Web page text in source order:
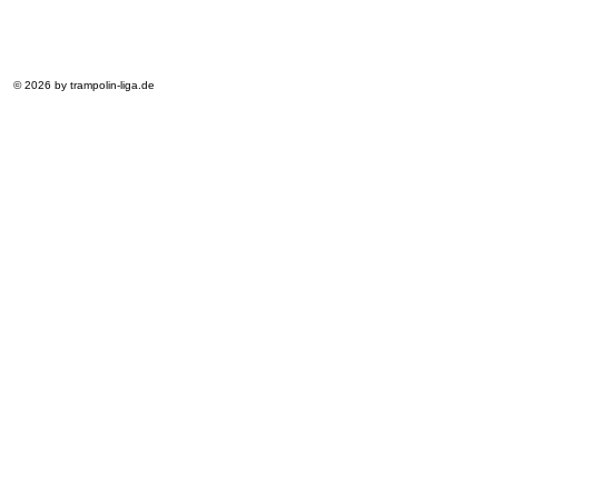
© 2026 by trampolin-liga.de